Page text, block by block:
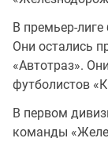
В премьер-
Они остались
«Автотраз».
футболистов
В первом
команды